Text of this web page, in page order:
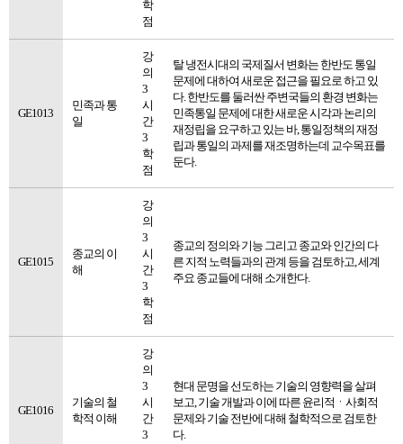
학
점
GE1013
민족과 통
일
강
의
3
시
간
3
학
점
탈 냉전시대의 국제질서 변화는 한반도 통일
문제에 대하여 새로운 접근을 필요로 하고 있
다. 한반도를 둘러싼 주변국들의 환경 변화는
민족통일 문제에 대한 새로운 시각과 논리의
재정립을 요구하고 있는 바, 통일정책의 재정
립과 통일의 과제를 재조명하는데 교수목표를
둔다.
GE1015
종교의 이
해
강
의
3
시
간
3
학
점
종교의 정의와 기능 그리고 종교와 인간의 다
른 지적 노력들과의 관계 등을 검토하고, 세계
주요 종교들에 대해 소개한다.
GE1016
기술의 철
학적 이해
강
의
3
시
간
3
현대 문명을 선도하는 기술의 영향력을 살펴
보고, 기술 개발과 이에 따른 윤리적ㆍ사회적
문제와 기술 전반에 대해 철학적으로 검토한
다.